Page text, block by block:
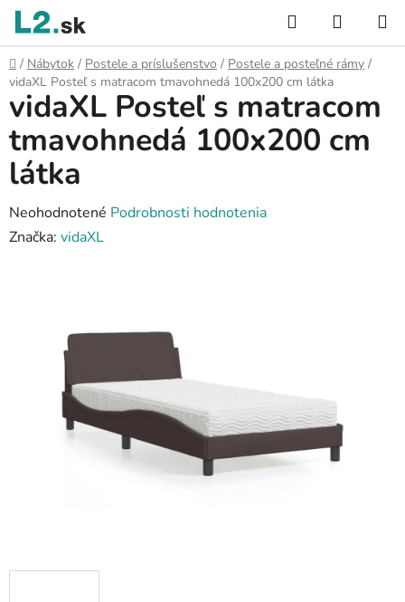
Prejsť
obsah
Hľadať
KOŠÍK
Domov
/ Nábytok / Postele a príslušenstvo / Postele a posteľné rámy /
vidaXL Posteľ s matracom tmavohnedá 100x200 cm látka
vidaXL Posteľ s matracom
tmavohnedá 100x200 cm
látka
Priemerné
hodnotenie
hviezdičiek.
Neohodnotené Podrobnosti hodnotenia
Značka: vidaXL